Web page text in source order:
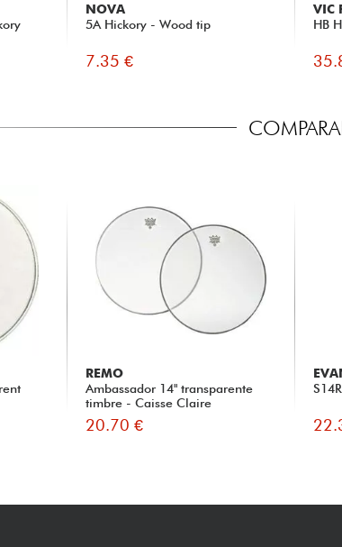
NOVA
5A Hickory - Wood tip
7.35 €
VIC
HB
REMO
Ambassador 14" transparente
timbre - Caisse Claire
20.70 €